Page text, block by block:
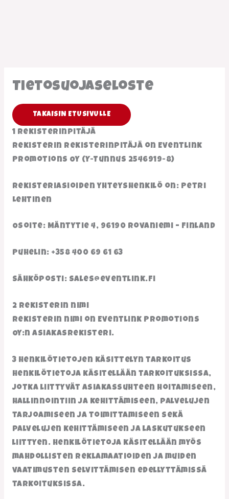
Tietosuojaseloste
TAKAISIN ETUSIVULLE
1 Rekisterinpitäjä
Rekisterin rekisterinpitäjä on Eventlink
Promotions Oy (Y-Tunnus 2546919-8)
Rekisteriasioiden yhteyshenkilö on: Petri
Lehtinen
Osoite: Mäntytie 4, 96190 Rovaniemi – Finland
Puhelin: +358 400 69 61 63
Sähköposti: sales@eventlink.fi
2 Rekisterin nimi
Rekisterin nimi on Eventlink Promotions
Oy:n asiakasrekisteri.
3 Henkilötietojen käsittelyn tarkoitus
Henkilötietoja käsitellään tarkoituksissa,
jotka liittyvät asiakassuhteen hoitamiseen,
hallinnointiin ja kehittämiseen, palvelujen
tarjoamiseen ja toimittamiseen sekä
palvelujen kehittämiseen ja laskutukseen
liittyen. Henkilötietoja käsitellään myös
mahdollisten reklamaatioiden ja muiden
vaatimusten selvittämisen edellyttämissä
tarkoituksissa.